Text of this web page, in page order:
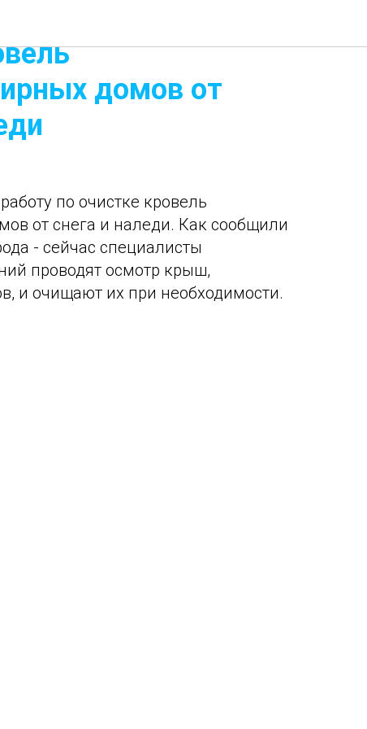
работу по
домов от
по очистке кровель
от снега и наледи. Как сообщили
- сейчас специалисты
проводят осмотр крыш,
и очищают их при необходимости.